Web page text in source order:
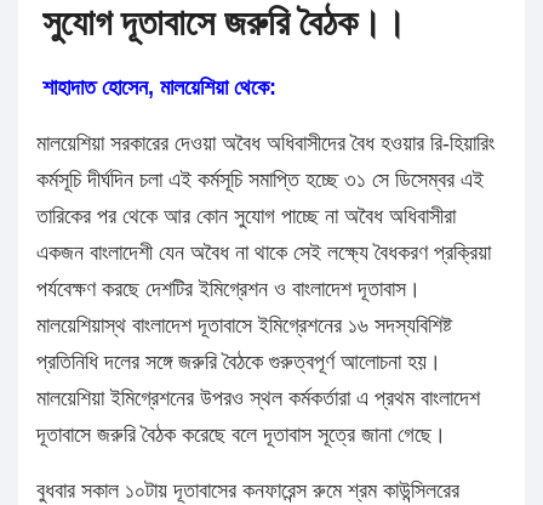
সুযোগ দূতাবাসে জরুরি বৈঠক।।
শাহাদাত হোসেন, মালয়েশিয়া থেকে:
মালয়েশিয়া সরকারের দেওয়া অবৈধ অধিবাসীদের বৈধ হওয়ার রি-হিয়ারিং
কর্মসূচি দীর্ঘদিন চলা এই কর্মসূচি সমাপ্তি হচ্ছে ৩১ সে ডিসেম্বর এই
তারিকের পর থেকে আর কোন সুযোগ পাচ্ছে না অবৈধ অধিবাসীরা
একজন বাংলাদেশী যেন অবৈধ না থাকে সেই লক্ষ্যে বৈধকরণ প্রক্রিয়া
পর্যবেক্ষণ করছে দেশটির ইমিগ্রেশন ও বাংলাদেশ দূতাবাস।
মালয়েশিয়াস্থ বাংলাদেশ দূতাবাসে ইমিগ্রেশনের ১৬ সদস্যবিশিষ্ট
প্রতিনিধি দলের সঙ্গে জরুরি বৈঠকে গুরুত্বপূর্ণ আলোচনা হয়।
মালয়েশিয়া ইমিগ্রেশনের উপরও স্থল কর্মকর্তারা এ প্রথম বাংলাদেশ
দূতাবাসে জরুরি বৈঠক করেছে বলে দূতাবাস সূত্রে জানা গেছে।
বুধবার সকাল ১০টায় দূতাবাসের কনফারেন্স রুমে শ্রম কাউন্সিলরের